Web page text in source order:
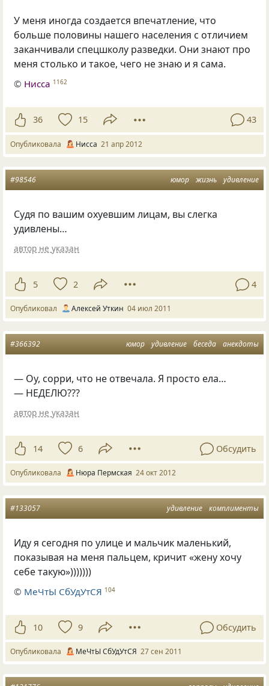
У меня иногда создается впечатление, что
больше половины нашего населения с отличием
заканчивали спецшколу разведки. Они знают про
меня столько и такое, чего не знаю и я сама.
© Нисса 1162
36 15 43
Опубликовала Нисса 21 апр 2012
юмор жизнь удивление
#98546
Cудя по вашим охуевшим лицам, вы слегка
удивлены…
автор не указан
5 2 4
Опубликовал Алексей Уткин 04 июл 2011
юмор удивление беседа анекдоты
#366392
— Оу, сорри, что не отвечала. Я просто ела…
— НЕДЕЛЮ???
автор не указан
14 6 Обсудить
Опубликовала Нюра Пермская 24 окт 2012
удивление комплименты
#133057
Иду я сегодня по улице и мальчик маленький,
показывая на меня пальцем, кричит«жену хочу
себе такую»)))))))
© МеЧтЫ СбУдУтСЯ 104
10 9 Обсудить
Опубликовала МеЧтЫ СбУдУтСЯ 27 сен 2011